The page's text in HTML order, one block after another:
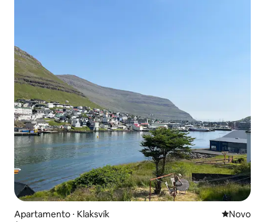
Apartamento ⋅ Klaksvík Novo
Novo